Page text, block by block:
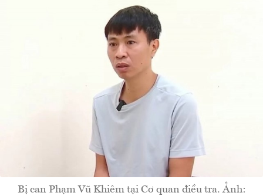
Bị can Phạm Vũ Khiêm tại Cơ quan điều tra. Ảnh: